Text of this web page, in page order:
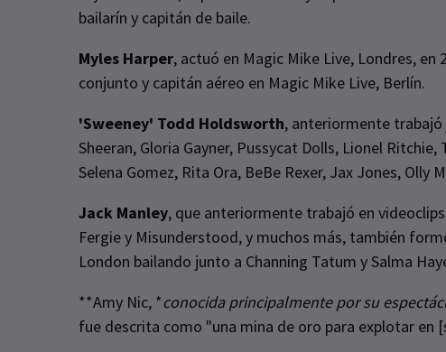
bailarín y capitán de baile.
Myles Harper, actuó en Magic Mike Live, Londres,
conjunto y capitán aéreo en Magic Mike Live, Berlín.
'Sweeney' Todd Holdsworth, anteriormente trabajó
Sheeran, Gloria Gayner, Pussycat Dolls, Lionel
Selena Gomez, Rita Ora, BeBe Rexer, Jax Jones, Olly
Jack Manley, que anteriormente trabajó en
Fergie y Misunderstood, y muchos más, también
London bailando junto a Channing Tatum y Salma
**Amy Nic, *conocida principalmente por su
fue descrita como "una mina de oro para explotar en